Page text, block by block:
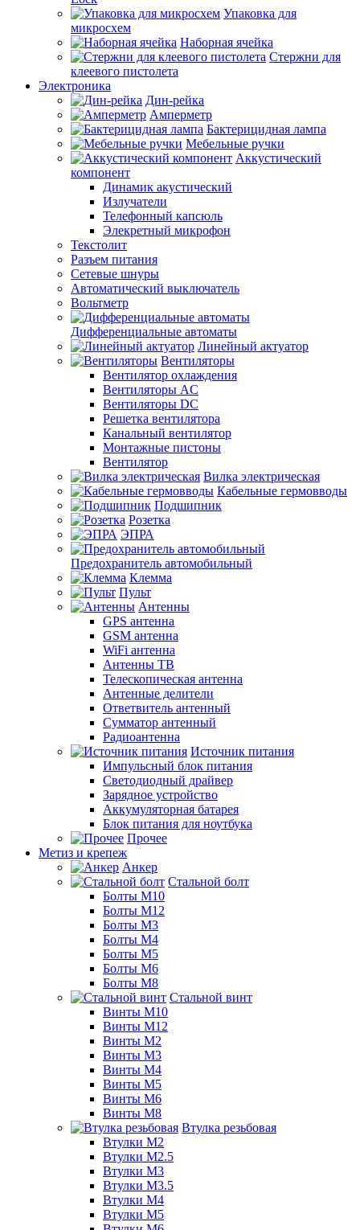
Упаковка для
микросхем
Наборная ячейка
Стержни для
клеевого пистолета
Электроника
Дин-рейка
Амперметр
Бактерицидная лампа
Мебельные ручки
Аккустический
компонент
Динамик акустический
Излучатели
Телефонный капсюль
Элекретный микрофон
Текстолит
Разъем питания
Сетевые шнуры
Автоматический выключатель
Вольтметр
Дифференциальные автоматы
Линейный актуатор
Вентиляторы
Вентилятор охлаждения
Вентиляторы AC
Вентиляторы DC
Решетка вентилятора
Канальный вентилятор
Монтажные пистоны
Вентилятор
Вилка электрическая
Кабельные гермовводы
Подшипник
Розетка
ЭПРА
Предохранитель автомобильный
Клемма
Пульт
Антенны
GPS антенна
GSM антенна
WiFi антенна
Антенны ТВ
Телескопическая антенна
Антенные делители
Ответвитель антенный
Сумматор антенный
Радиоантенна
Источник питания
Импульсный блок питания
Светодиодный драйвер
Зарядное устройство
Аккумуляторная батарея
Блок питания для ноутбука
Прочее
Метиз и крепеж
Анкер
Стальной болт
Болты М10
Болты М12
Болты М3
Болты М4
Болты М5
Болты М6
Болты М8
Стальной винт
Винты М10
Винты М12
Винты М2
Винты М3
Винты М4
Винты М5
Винты М6
Винты М8
Втулка резьбовая
Втулки М2
Втулки М2.5
Втулки М3
Втулки М3.5
Втулки М4
Втулки М5